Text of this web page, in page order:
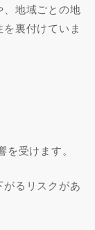
地域ごとの地
裏付けていま
受けます。
るリスクがあ